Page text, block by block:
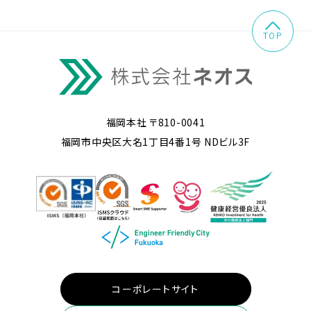
福岡本社 〒810-0041
福岡市中央区大名1丁目4番1号 NDビル3F
コーポレートサイト
TOP